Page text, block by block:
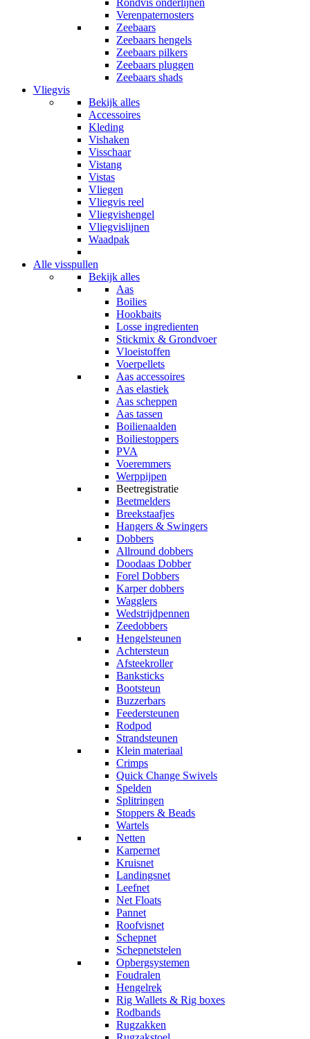
Rondvis onderlijnen
Verenpaternosters
Zeebaars
Zeebaars hengels
Zeebaars pilkers
Zeebaars pluggen
Zeebaars shads
Vliegvis
Bekijk alles
Accessoires
Kleding
Vishaken
Visschaar
Vistang
Vistas
Vliegen
Vliegvis reel
Vliegvishengel
Vliegvislijnen
Waadpak
Alle visspullen
Bekijk alles
Aas
Boilies
Hookbaits
Losse ingredienten
Stickmix & Grondvoer
Vloeistoffen
Voerpellets
Aas accessoires
Aas elastiek
Aas scheppen
Aas tassen
Boilienaalden
Boiliestoppers
PVA
Voeremmers
Werppijpen
Beetregistratie
Beetmelders
Breekstaafjes
Hangers & Swingers
Dobbers
Allround dobbers
Doodaas Dobber
Forel Dobbers
Karper dobbers
Wagglers
Wedstrijdpennen
Zeedobbers
Hengelsteunen
Achtersteun
Afsteekroller
Banksticks
Bootsteun
Buzzerbars
Feedersteunen
Rodpod
Strandsteunen
Klein materiaal
Crimps
Quick Change Swivels
Spelden
Splitringen
Stoppers & Beads
Wartels
Netten
Karpernet
Kruisnet
Landingsnet
Leefnet
Net Floats
Pannet
Roofvisnet
Schepnet
Schepnetstelen
Opbergsystemen
Foudralen
Hengelrek
Rig Wallets & Rig boxes
Rodbands
Rugzakken